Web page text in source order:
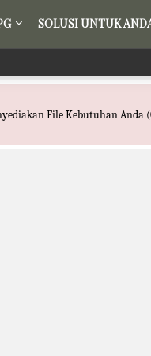
SOLUSI UNTUK
File Kebutuhan Anda